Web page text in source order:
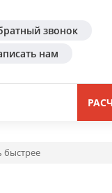
звонок
нам
быстрее